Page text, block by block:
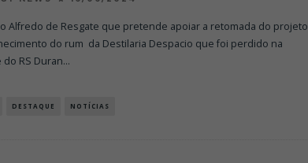
Alfredo de Resgate que pretende apoiar a retomada do projeto
do rum da Destilaria Despacio que foi perdido na
RS Duran...
DESTAQUE NOTÍCIAS